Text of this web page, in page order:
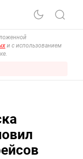
и с использованием